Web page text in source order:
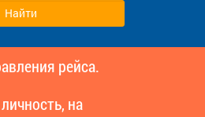
рейса.
на